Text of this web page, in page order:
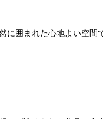
に囲まれた心地よい空